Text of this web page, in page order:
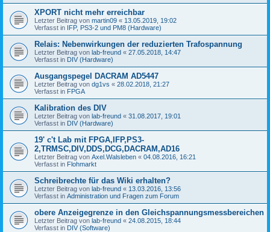
XPORT nicht mehr erreichbar
Letzter Beitrag von martin09 « 13.05.2019, 19:02
Verfasst in IFP, PS3-2 und PM8 (Hardware)
Relais: Nebenwirkungen der reduzierten Trafospannung
Letzter Beitrag von lab-freund « 27.05.2018, 14:47
Verfasst in DIV (Hardware)
Ausgangspegel DACRAM AD5447
Letzter Beitrag von dg1vs « 28.02.2018, 21:27
Verfasst in FPGA
Kalibration des DIV
Letzter Beitrag von lab-freund « 31.08.2017, 19:01
Verfasst in DIV (Hardware)
19' c't Lab mit FPGA,IFP,PS3-
2,TRMSC,DIV,DDS,DCG,DACRAM,AD16
Letzter Beitrag von Axel.Walsleben « 04.08.2016, 16:21
Verfasst in Flohmarkt
Schreibrechte für das Wiki erhalten?
Letzter Beitrag von lab-freund « 13.03.2016, 13:56
Verfasst in Administration und Fragen zum Forum
obere Anzeigegrenze in den Gleichspannungsmessbereichen
Letzter Beitrag von lab-freund « 24.08.2015, 18:44
Verfasst in DIV (Software)